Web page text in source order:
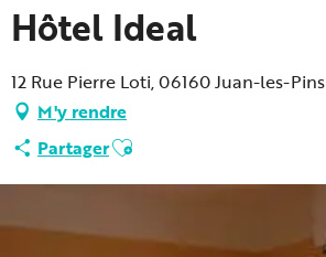
Hôtel Ideal
12 Rue Pierre Loti, 06160 Juan-les-Pins
M'y rendre
PartagerAjouter aux favoris